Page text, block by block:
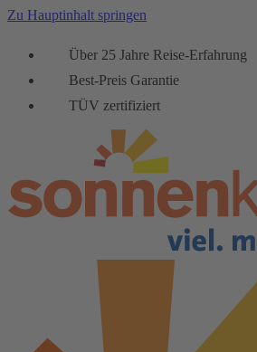
Zu Hauptinhalt springen
Über 25 Jahre Reise-Erfahrung
Best-Preis Garantie
TÜV zertifiziert